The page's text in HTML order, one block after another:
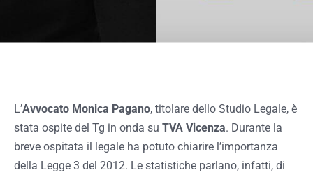
L’Avvocato Monica Pagano, titolare dello Studio Legale, è
stata ospite del Tg in onda su TVA Vicenza. Durante la
breve ospitata il legale ha potuto chiarire l’importanza
della Legge 3 del 2012. Le statistiche parlano, infatti, di